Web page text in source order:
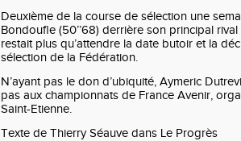
Deuxième de la course de sélection une
Bondoufle (50’’68) derrière son principal rival
restait plus qu’attendre la date butoir et la
sélection de la Fédération.
N’ayant pas le don d’ubiquité, Aymeric
pas aux championnats de France Avenir,
Saint-Etienne.
Texte de Thierry Séauve dans Le Progrès